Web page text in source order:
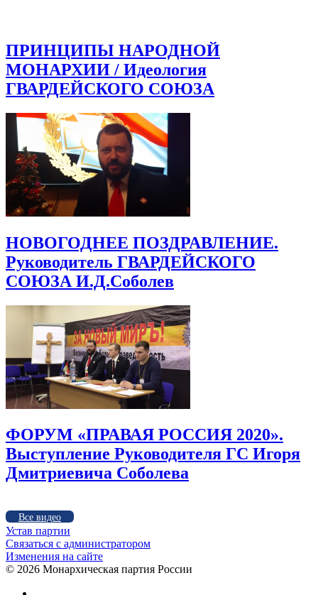
ПРИНЦИПЫ НАРОДНОЙ
МОНАРХИИ / Идеология
ГВАРДЕЙСКОГО СОЮЗА
НОВОГОДНЕЕ ПОЗДРАВЛЕНИЕ.
Руководитель ГВАРДЕЙСКОГО
СОЮЗА И.Д.Соболев
ФОРУМ «ПРАВАЯ РОССИЯ 2020».
Выступление Руководителя ГС Игоря
Дмитриевича Соболева
Все видео
Устав партии
Связаться с администратором
Изменения на сайте
© 2026 Монархическая партия России